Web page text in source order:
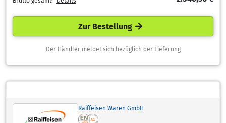
Zur Bestellung
Der Händler meldet sich bezüglich der Lieferung
Raiffeisen Waren GmbH